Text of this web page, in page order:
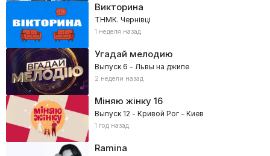
Викторина
ТНМК. Чернівці
1 неделя назад
Угадай мелодию
Выпуск 6 - Львы на джипе
2 недели назад
Міняю жінку16
Выпуск 12 - Кривой Рог – Киев
1 год назад
Ramina